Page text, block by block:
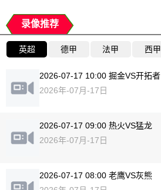
录像推荐
英超 德甲 法甲 西甲
2026-07-17 10:00 掘金VS开拓者
2026年-07月-17日
2026-07-17 09:00 热火VS猛龙
2026年-07月-17日
2026-07-17 08:00 老鹰VS灰熊